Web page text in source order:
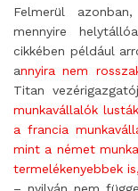
Felmerül
mennyire
cikkében például
annyira nem
Titan
munkavállalók lusták
a francia
mint a német
termelékenyebbek